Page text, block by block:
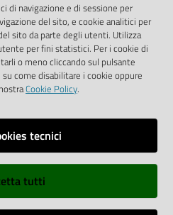
di navigazione e di sessione per
del sito, e cookie analitici per
sito da parte degli utenti. Utilizza
per fini statistici. Per i cookie di
o meno cliccando sul pulsante
come disabilitare i cookie oppure
Cookie Policy.
tecnici
tutti